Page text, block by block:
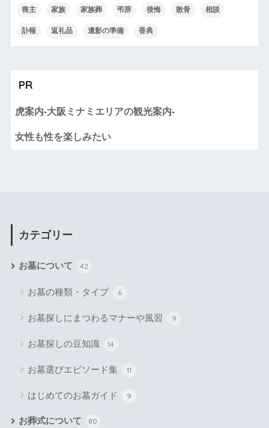
喪主 家族 家族葬 弔辞 後悔 散骨 相談
訃報 返礼品 遺影の準備 香典
PR
虎案内-大阪ミナミエリアの観光案内-
女性も性を楽しみたい
カテゴリー
お墓について 42
お墓の種類・タイプ 6
お墓探しにまつわるマナーや風習 9
お墓探しの豆知識 14
お墓選びエピソード集 11
はじめてのお墓ガイド 9
お葬式について 80